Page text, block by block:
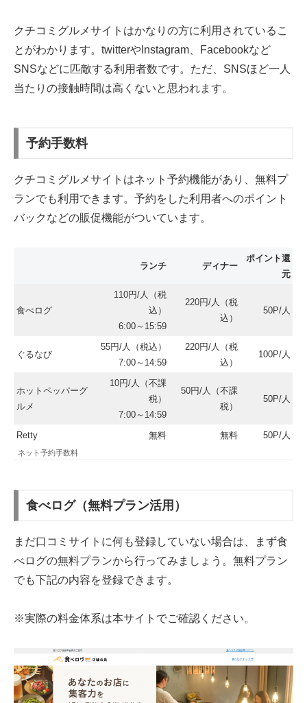
クチコミグルメサイトはかなりの方に利用されているこ
とがわかります。twitterやInstagram、Facebookなど
SNSなどに匹敵する利用者数です。ただ、SNSほど一人
当たりの接触時間は高くないと思われます。
予約手数料
クチコミグルメサイトはネット予約機能があり、無料プ
ランでも利用できます。予約をした利用者へのポイント
バックなどの販促機能がついています。
ランチ ディナー
ポイント還
元
食べログ
110円/人（税
込）
6:00～15:59
220円/人（税
込）
50P/人
ぐるなび
55円/人（税込）
7:00～14:59
220円/人（税
込）
100P/人
ホットペッパーグ
ルメ
10円/人（不課
税）
7:00～14:59
50円/人（不課
税）
50P/人
Retty 無料 無料 50P/人
ネット予約手数料
食べログ（無料プラン活用）
まだ口コミサイトに何も登録していない場合は、まず食
べログの無料プランから行ってみましょう。無料プラン
でも下記の内容を登録できます。
※実際の料金体系は本サイトでご確認ください。